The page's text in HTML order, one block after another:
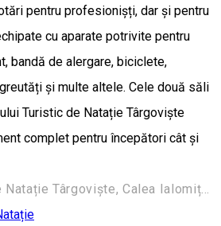
pentru profesionișți, dar și pentru
cu aparate potrivite pentru
bandă de alergare, biciclete,
și multe altele. Cele două săli
Turistic de Natație Târgoviște
complet pentru începători cât și
Complexul Turistic de Natație Târgoviște, Calea Ialomiței, Târgoviște, România